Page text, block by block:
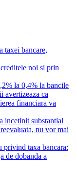
taxei bancare,
noi si prin
la 0,4% la bancile
avertizeaza ca
financiara va
incetinit substantial
nu vor mai
privind taxa bancara:
de dobanda a